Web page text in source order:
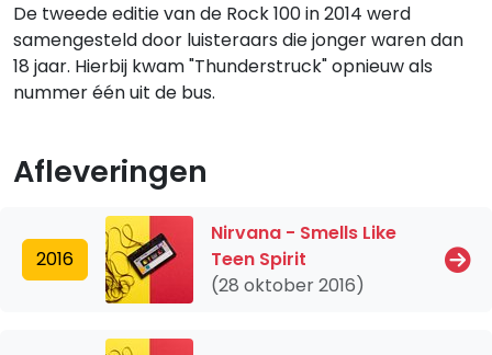
De tweede editie van de Rock 100 in 2014 werd
samengesteld door luisteraars die jonger waren dan
18 jaar. Hierbij kwam "Thunderstruck" opnieuw als
nummer één uit de bus.
Afleveringen
2016
Nirvana - Smells Like
Teen Spirit
(28 oktober 2016)